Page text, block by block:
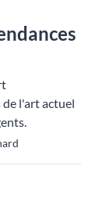
de l'art actuel